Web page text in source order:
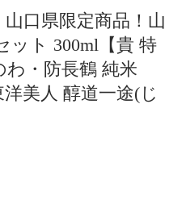
山口県限定商品！山
ット 300ml【貴 特
わ・防長鶴 純米
美人 醇道一途(じ